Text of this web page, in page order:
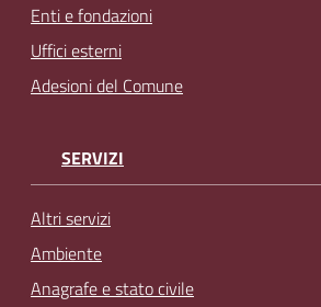
Enti e fondazioni
Uffici esterni
Adesioni del Comune
SERVIZI
Altri servizi
Ambiente
Anagrafe e stato civile